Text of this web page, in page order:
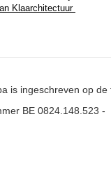
Klaarchitectuur
is ingeschreven op de
BE 0824.148.523 -